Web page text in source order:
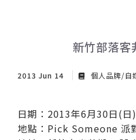
新竹部落客
2013 Jun 14 個人品牌/自
日期：2013年6月30日(
地點：Pick Someone 派